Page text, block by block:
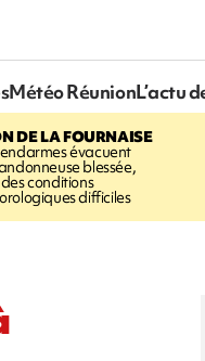
Météo RéunionL’actu
DE LA FOURNAISE
évacuent
blessée,
conditions
difficiles